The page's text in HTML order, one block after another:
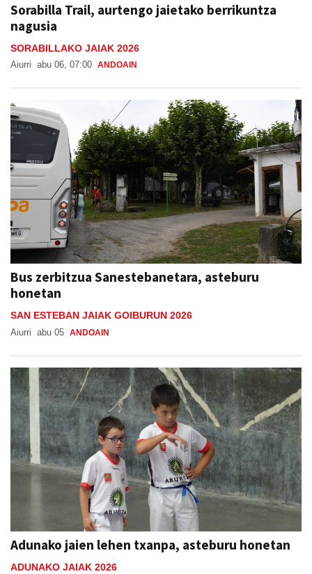
Sorabilla Trail, aurtengo jaietako berrikuntza
nagusia
SORABILLAKO JAIAK 2026
Aiurri abu 06, 07:00 ANDOAIN
Bus zerbitzua Sanestebanetara, asteburu
honetan
SAN ESTEBAN JAIAK GOIBURUN 2026
Aiurri abu 05 ANDOAIN
Adunako jaien lehen txanpa, asteburu honetan
ADUNAKO JAIAK 2026